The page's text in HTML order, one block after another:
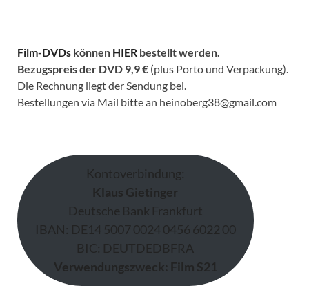
Film-DVDs können HIER bestellt werden.
Bezugspreis der DVD 9,9 € (plus Porto und Verpackung).
Die Rechnung liegt der Sendung bei.
Bestellungen via Mail bitte an heinoberg38@gmail.com
Kontoverbindung:
Klaus Gietinger
Deutsche Bank Frankfurt
IBAN: DE14 5007 0024 0456 6022 00
BIC: DEUTDEDBFRA
Verwendungszweck: Film S21